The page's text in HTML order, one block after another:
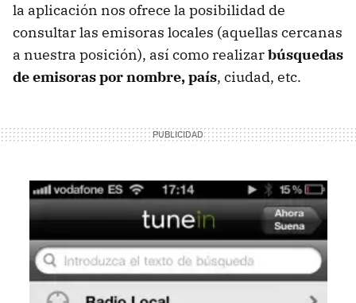
la aplicación nos ofrece la posibilidad de
consultar las emisoras locales (aquellas cercanas
a nuestra posición), así como realizarbúsquedas
de emisoras por nombre, país, ciudad, etc.